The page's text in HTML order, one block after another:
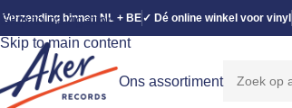
Skip to navigation
Skip to main content
binnen NL + BE✓ Dé online winkel voor vinyl
Ons assortiment